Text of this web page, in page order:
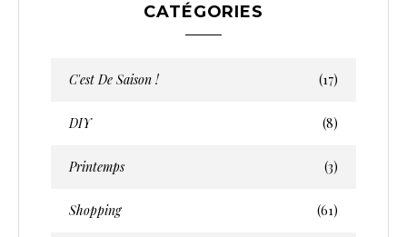
CATÉGORIES
C'est De Saison ! (17)
DIY (8)
Printemps (3)
Shopping (61)